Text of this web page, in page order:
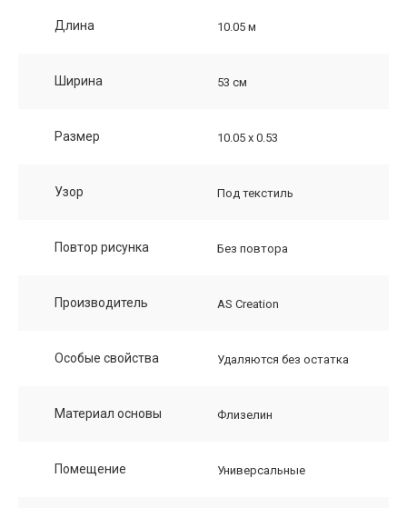
Длина 10.05 м
Ширина 53 см
Размер 10.05 х 0.53
Узор Под текстиль
Повтор рисунка Без повтора
Производитель AS Creation
Особые свойства Удаляются без остатка
Материал основы Флизелин
Помещение Универсальные